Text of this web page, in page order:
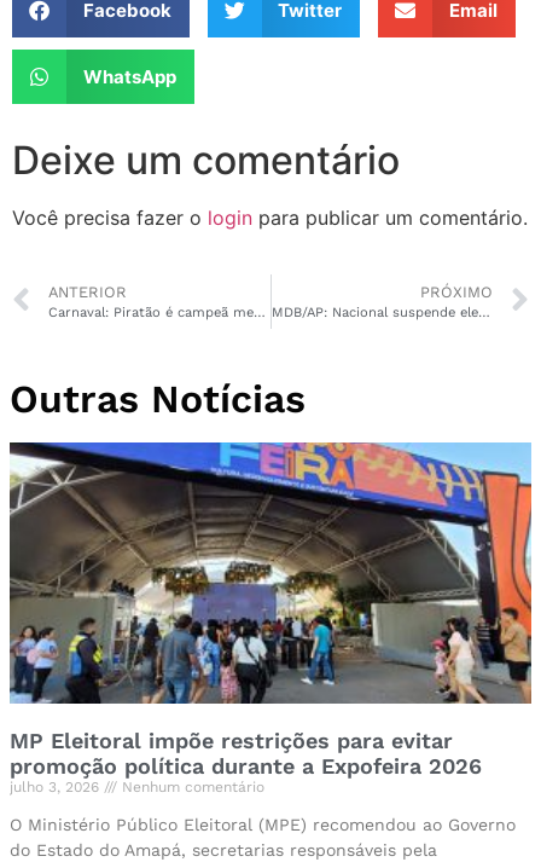
Facebook Twitter Email
WhatsApp
Deixe um comentário
Você precisa fazer o login para publicar um comentário.
ANTERIOR
Carnaval: Piratão é campeã mesmo com crise interna
PRÓXIMO
MDB/AP: Nacional suspende eleições do diretório Estadual. Gilvam deve perder a Presidência
Outras Notícias
MP Eleitoral impõe restrições para evitar
promoção política durante a Expofeira 2026
julho 3, 2026 Nenhum comentário
O Ministério Público Eleitoral (MPE) recomendou ao Governo
do Estado do Amapá, secretarias responsáveis pela